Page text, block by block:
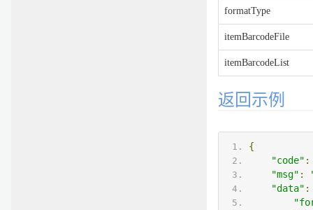
formatType
itemBarcodeFile
itemBarcodeList
返回示例
{
"code" :
"msg" :
"data" :